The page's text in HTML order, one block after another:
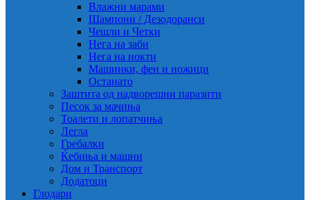
Влажни марами
Шампони / Дезодоранси
Чешли и Четки
Нега на заби
Нега на нокти
Машинки, фен и ножици
Останато
Заштита од надворешни паразити
Песок за мачиња
Тоалети и лопатчиња
Легла
Гребалки
Ќебиња и машни
Дом и Транспорт
Додатоци
Глодари